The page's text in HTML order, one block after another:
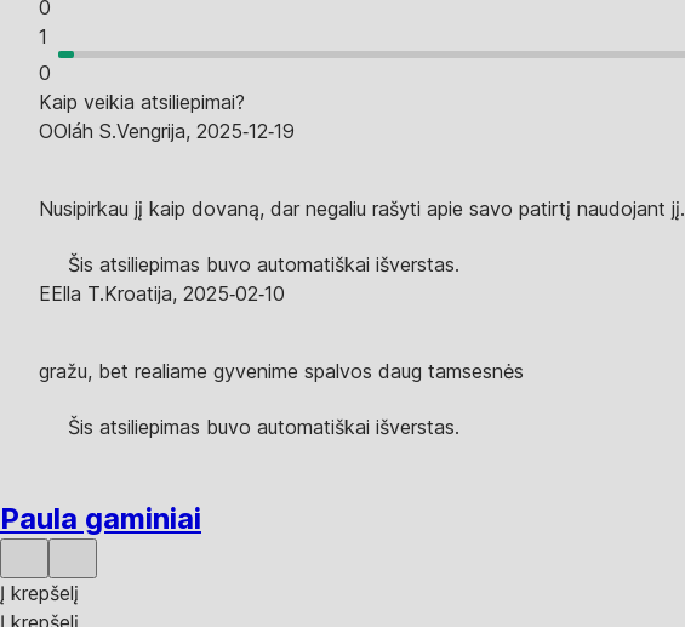
0
1
0
Kaip veikia atsiliepimai?
OOláh S.Vengrija, 2025‑12‑19
Nusipirkau jį kaip dovaną, dar negaliu rašyti apie savo patirtį naudojant jį.
Šis atsiliepimas buvo automatiškai išverstas.
EElla T.Kroatija, 2025‑02‑10
gražu, bet realiame gyvenime spalvos daug tamsesnės
Šis atsiliepimas buvo automatiškai išverstas.
Paula gaminiai
Į krepšelį
Į krepšelį